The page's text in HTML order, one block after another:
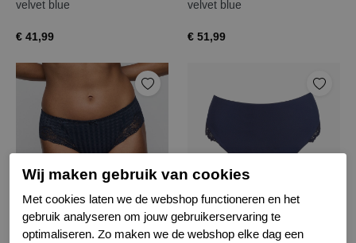
velvet blue
€ 41,99
velvet blue
€ 51,99
Prima Donna madison hipster
Wij maken gebruik van cookies
Met cookies laten we de webshop functioneren en het
gebruik analyseren om jouw gebruikerservaring te
optimaliseren. Zo maken we de webshop elke dag een